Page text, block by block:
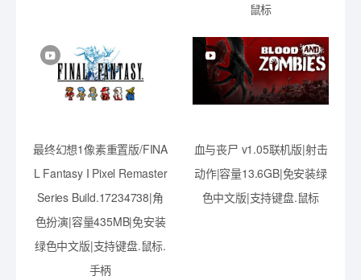
鼠标
最终幻想1像素重置版/FINA
L Fantasy I Pixel Remaster
Series Build.17234738|角
色扮演|容量435MB|免安装
绿色中文版|支持键盘.鼠标.
手柄
血与丧尸 v1.05联机版|射击
动作|容量13.6GB|免安装绿
色中文版|支持键盘.鼠标